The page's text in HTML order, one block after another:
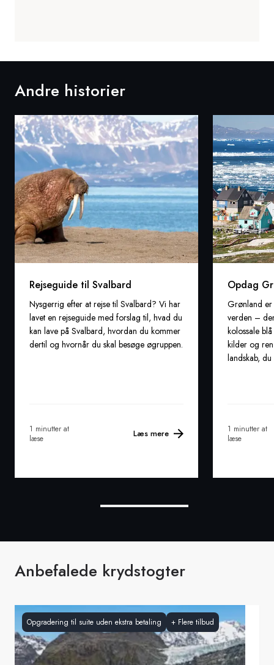
Andre historier
Rejseguide til Svalbard
Nysgerrig efter at rejse til Svalbard? Vi har
lavet en rejseguide med forslag til, hvad du
kan lave på Svalbard, hvordan du kommer
dertil og hvornår du skal besøge øgruppen.
1 minutter at
læse
Læs mere
Opdag
Grønland er
verden –
kolossale
kilder og
landskab,
1 minutter at
læse
Anbefalede krydstogter
Opgradering til suite uden ekstra betaling + Flere tilbud